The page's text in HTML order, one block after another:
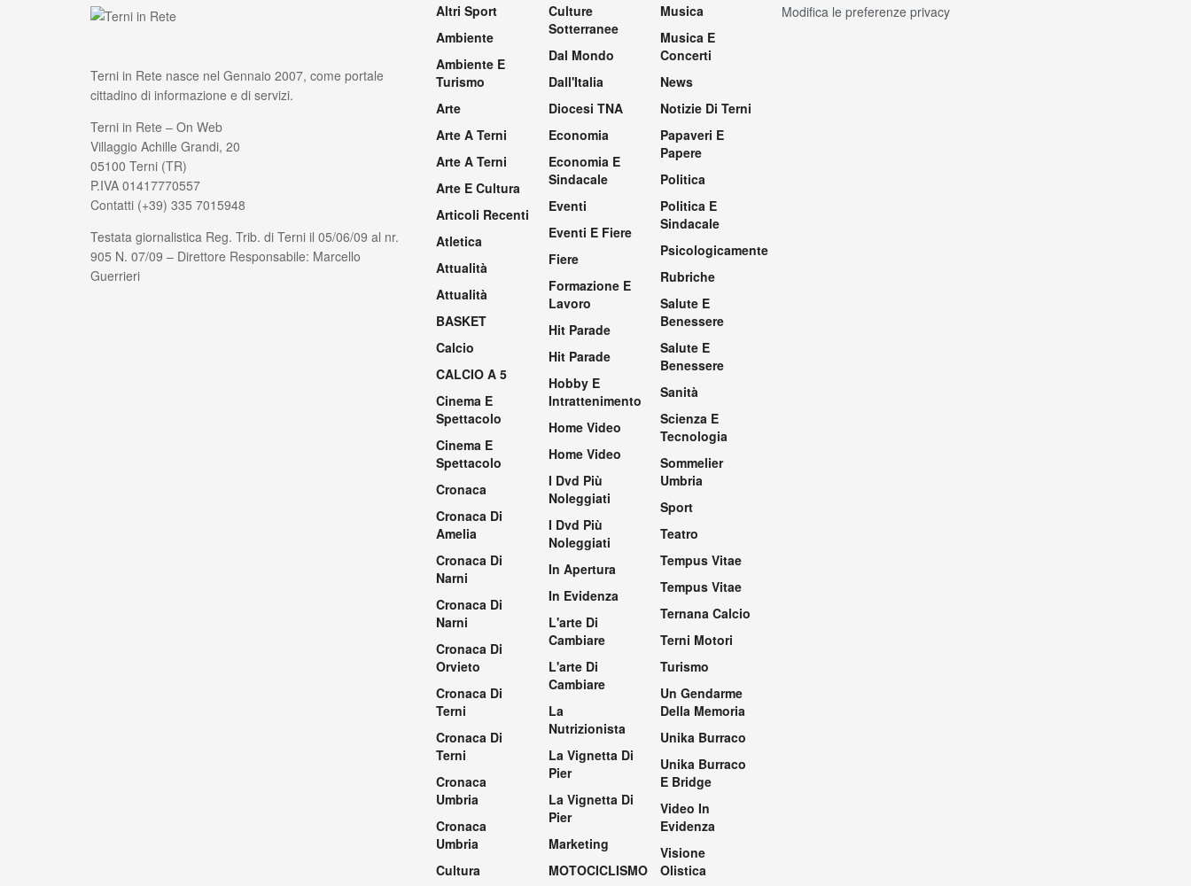
Terni in Rete nasce nel Gennaio 2007, come portale
cittadino di informazione e di servizi.
Terni in Rete – On Web
Villaggio Achille Grandi, 20
05100 Terni (TR)
P.IVA 01417770557
Contatti (+39) 335 7015948
Testata giornalistica Reg. Trib. di Terni il 05/06/09 al nr.
905 N. 07/09 – Direttore Responsabile: Marcello
Guerrieri
Altri Sport
Ambiente
Ambiente E
Turismo
Arte
Arte A Terni
Arte A Terni
Arte E Cultura
Articoli Recenti
Atletica
Attualità
Attualità
BASKET
Calcio
CALCIO A 5
Cinema E
Spettacolo
Cinema E
Spettacolo
Cronaca
Cronaca Di
Amelia
Cronaca Di
Narni
Cronaca Di
Narni
Cronaca Di
Orvieto
Cronaca Di
Terni
Cronaca Di
Terni
Cronaca
Umbria
Cronaca
Umbria
Cultura
Culture
Sotterranee
Dal Mondo
Dall'Italia
Diocesi TNA
Economia
Economia E
Sindacale
Eventi
Eventi E Fiere
Fiere
Formazione E
Lavoro
Hit Parade
Hit Parade
Hobby E
Intrattenimento
Home Video
Home Video
I Dvd Più
Noleggiati
I Dvd Più
Noleggiati
In Apertura
In Evidenza
L'arte Di
Cambiare
L'arte Di
Cambiare
La
Nutrizionista
La Vignetta Di
Pier
La Vignetta Di
Pier
Marketing
MOTOCICLISMO
Musica
Musica E
Concerti
News
Notizie Di Terni
Papaveri E
Papere
Politica
Politica E
Sindacale
Psicologicamente
Rubriche
Salute E
Benessere
Salute E
Benessere
Sanità
Scienza E
Tecnologia
Sommelier
Umbria
Sport
Teatro
Tempus Vitae
Tempus Vitae
Ternana Calcio
Terni Motori
Turismo
Un Gendarme
Della Memoria
Unika Burraco
Unika Burraco
E Bridge
Video In
Evidenza
Visione
Olistica
Modifica le preferenze privacy